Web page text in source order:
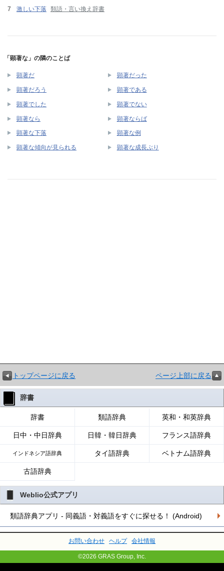
激しい下落 類語・言い換え辞書
「顕著な」の隣のことば
顕著だ 顕著だった
顕著だろう 顕著である
顕著でした 顕著でない
顕著なら 顕著ならば
顕著な下落 顕著な例
顕著な傾向が見られる 顕著な成長ぶり
トップページに戻る ページ上部に戻る
辞書
辞書 類語辞典 英和・和英辞典
日中・中日辞典 日韓・韓日辞典 フランス語辞典
インドネシア語辞典 タイ語辞典 ベトナム語辞典
古語辞典
Weblio公式アプリ
類語辞典アプリ - 同義語・対義語をすぐに探せる！ (Android)
お問い合わせ ヘルプ 会社情報
©2026 GRAS Group, Inc.